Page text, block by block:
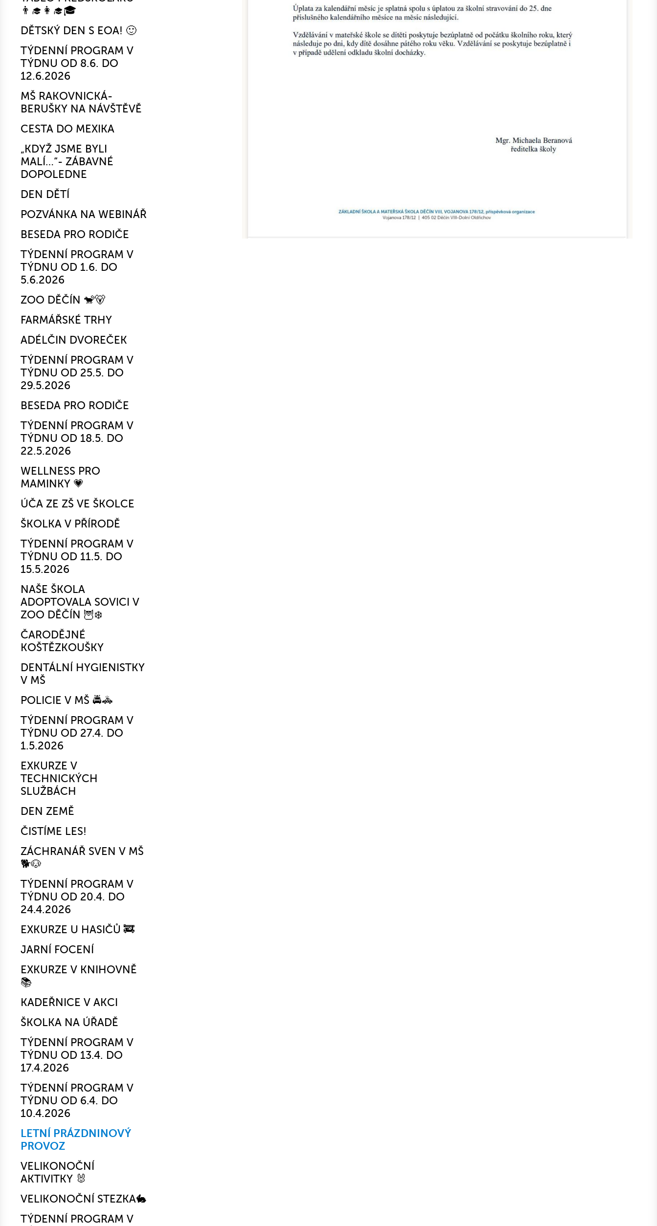
👨‍🎓👩‍🎓🎓
DĚTSKÝ DEN S EOA! 🙂
TÝDENNÍ PROGRAM V
TÝDNU OD 8.6. DO
12.6.2026
MŠ RAKOVNICKÁ-
BERUŠKY NA NÁVŠTĚVĚ
CESTA DO MEXIKA
„KDYŽ JSME BYLI
MALÍ…“- ZÁBAVNÉ
DOPOLEDNE
DEN DĚTÍ
POZVÁNKA NA WEBINÁŘ
BESEDA PRO RODIČE
TÝDENNÍ PROGRAM V
TÝDNU OD 1.6. DO
5.6.2026
ZOO DĚČÍN 🐒🐻
FARMÁŘSKÉ TRHY
ADÉLČIN DVOREČEK
TÝDENNÍ PROGRAM V
TÝDNU OD 25.5. DO
29.5.2026
BESEDA PRO RODIČE
TÝDENNÍ PROGRAM V
TÝDNU OD 18.5. DO
22.5.2026
WELLNESS PRO
MAMINKY 💗
ÚČA ZE ZŠ VE ŠKOLCE
ŠKOLKA V PŘÍRODĚ
TÝDENNÍ PROGRAM V
TÝDNU OD 11.5. DO
15.5.2026
NAŠE ŠKOLA
ADOPTOVALA SOVICI V
ZOO DĚČÍN 🦉❄️
ČARODĚJNÉ
KOŠTĚZKOUŠKY
DENTÁLNÍ HYGIENISTKY
V MŠ
POLICIE V MŠ 🚔🚓
TÝDENNÍ PROGRAM V
TÝDNU OD 27.4. DO
1.5.2026
EXKURZE V
TECHNICKÝCH
SLUŽBÁCH
DEN ZEMĚ
ČISTÍME LES!
ZÁCHRANÁŘ SVEN V MŠ
🐕🐶
TÝDENNÍ PROGRAM V
TÝDNU OD 20.4. DO
24.4.2026
EXKURZE U HASIČŮ 🚒
JARNÍ FOCENÍ
EXKURZE V KNIHOVNĚ
📚
KADEŘNICE V AKCI
ŠKOLKA NA ÚŘADĚ
TÝDENNÍ PROGRAM V
TÝDNU OD 13.4. DO
17.4.2026
TÝDENNÍ PROGRAM V
TÝDNU OD 6.4. DO
10.4.2026
LETNÍ PRÁZDNINOVÝ
PROVOZ
VELIKONOČNÍ
AKTIVITKY 🐰
VELIKONOČNÍ STEZKA🐇
TÝDENNÍ PROGRAM V